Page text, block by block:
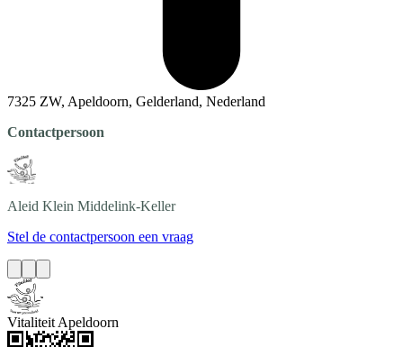
7325 ZW, Apeldoorn, Gelderland, Nederland
Contactpersoon
Aleid Klein Middelink-Keller
Stel de contactpersoon een vraag
Vitaliteit Apeldoorn